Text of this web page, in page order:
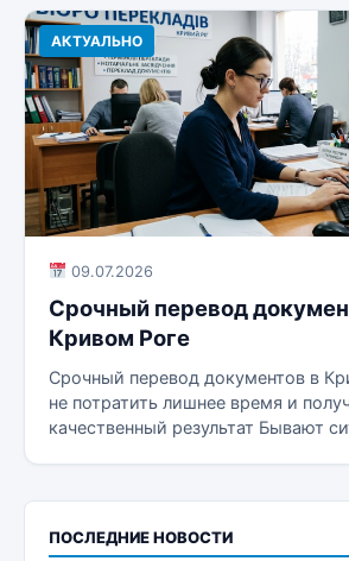
АКТУАЛЬНО
09.07.2026
Срочный перевод
Кривом Роге
Срочный перевод документов в
не потратить лишнее время и
качественный результат Бывают
ПОСЛЕДНИЕ НОВОСТИ